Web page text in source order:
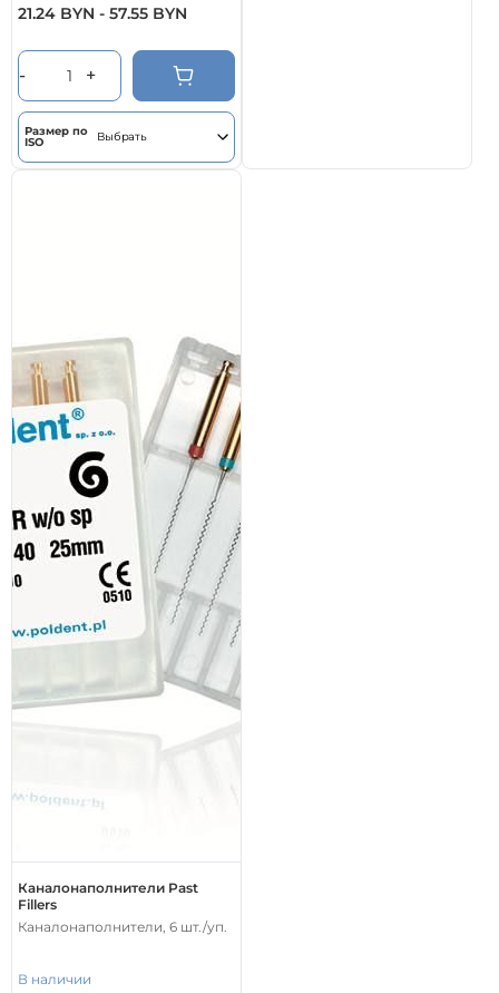
Этот
имеет
несколько
вариаций.
Опции
можно
выбрать
21.24 BYN - 57.55 BYN
Размер по
ISO
- +
Каналонаполнители Past
Fillers
Каналонаполнители, 6 шт./уп.
В наличии